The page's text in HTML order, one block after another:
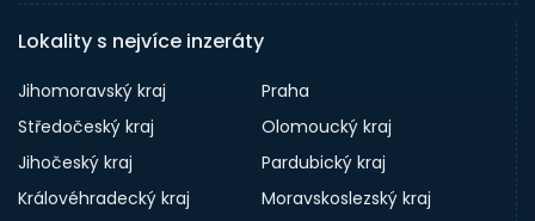
Lokality s nejvíce inzeráty
Jihomoravský kraj
Praha
Středočeský kraj
Olomoucký kraj
Jihočeský kraj
Pardubický kraj
Královéhradecký kraj
Moravskoslezský kraj